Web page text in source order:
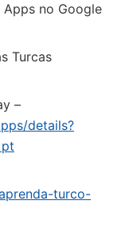
Apps no Google
Turcas
–
details?
turco-